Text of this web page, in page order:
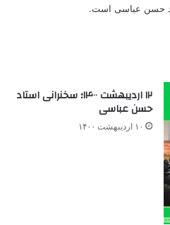
حسن عباسی است.
۱۲ اردیبهشت ۱۴۰۰؛ سخنرانی استاد
حسن عباسی
۱۰ اردیبهشت ۱۴۰۰